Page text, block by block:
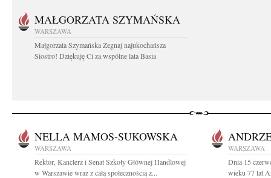
MAŁGORZATA SZYMAŃSKA
WARSZAWA
Małgorzata Szymańska Żegnaj najukochańsza
Siostro! Dziękuję Ci za wspólne lata Basia
NELLA MAMOS-SUKOWSKA
WARSZAWA
Rektor, Kanclerz i Senat Szkoły Głównej Handlowej
w Warszawie wraz z całą społecznością z...
WARSZAWA
Dnia 15
wieku 77 lat